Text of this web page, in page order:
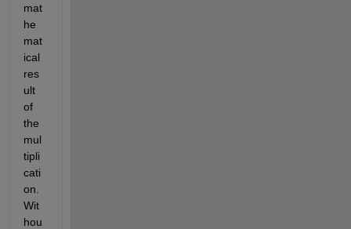
mat
he
mat
ical
res
ult
of
the
mul
tipli
cati
on.
Wit
hou